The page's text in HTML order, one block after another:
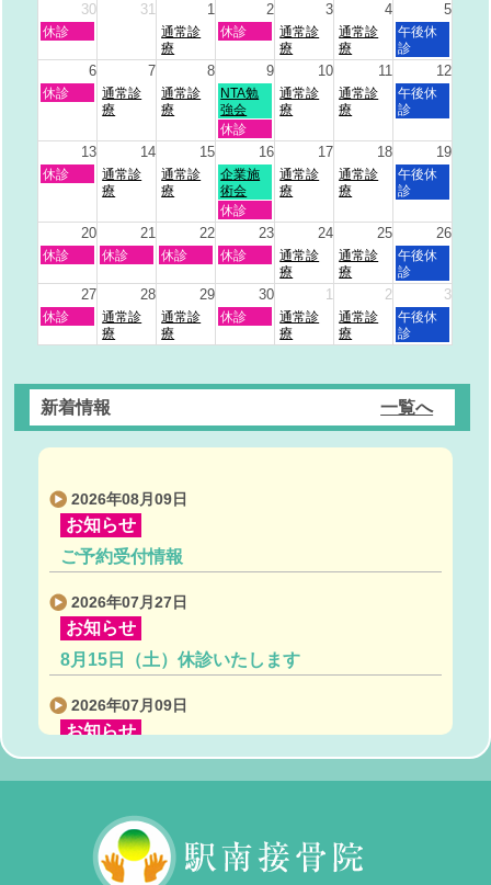
30
31 1 2 3 4 5
日
日,
月
休診
火
曜
日,
月
1st
通常診
療
水
日,
月
2nd
2026
休診
木
曜
日,
月
3rd
通常診
療
金
曜
日,
月
4th
通常診
療
土
曜
日,
月
5th
午後休
診
6 7 8 9 10 11 12
日
9
6th
休診
月
曜
9
7th
2026
通常診
療
火
曜
9
8th
2026
通常診
療
水
曜
日,
9
9th
2026
NTA勉
強会
木
曜
9
10th
2026
通常診
療
金
曜
9
11th
2026
通常診
療
土
曜
9
12th
2026
午後休
診
水
曜
9
月
9th
2026
休診
13 14 15 16 17 18 19
日
9
13th
休診
月
曜
9
14th
通常診
療
火
曜
9
15th
通常診
療
水
曜
日,
9
16th
企業施
術会
木
曜
9
17th
2026
通常診
療
金
曜
9
18th
2026
通常診
療
土
曜
9
19th
2026
午後休
診
水
曜
9
2026
休診
20 21 22 23 24 25 26
日
日,
月
休診
月
日,
月
21st
休診
火
日,
月
22nd
休診
水
日,
月
休診
木
曜
日,
月
24th
通常診
療
金
曜
日,
月
25th
通常診
療
土
曜
日,
月
26th
午後休
診
27 28 29 30 1 2 3
日
日,
月
27th
2026
休診
月
曜
日,
月
28th
2026
通常診
療
火
曜
日,
月
通常診
療
水
日,
月
休診
木
曜
日,
月
通常診
療
金
曜
日,
月
通常診
療
土
曜
日,
月
3rd
2026
午後休
診
新着情報 一覧へ
2026年08月09日
お知らせ
ご予約受付情報
2026年07月27日
お知らせ
8月15日（土）休診いたします
2026年07月09日
お知らせ
7月30日、31日、8月1日都合により休･･･
お知らせ
6月26日27日研修のため休診いたします